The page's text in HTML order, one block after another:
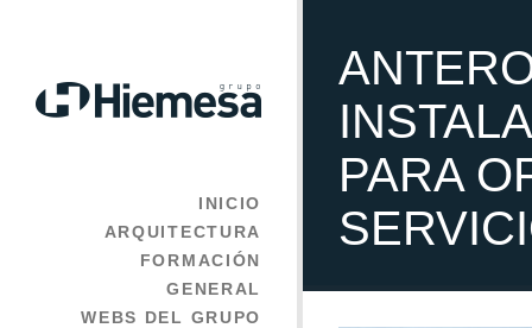
INICIO
ARQUITECTURA
FORMACIÓN
GENERAL
WEBS DEL GRUPO
PARA